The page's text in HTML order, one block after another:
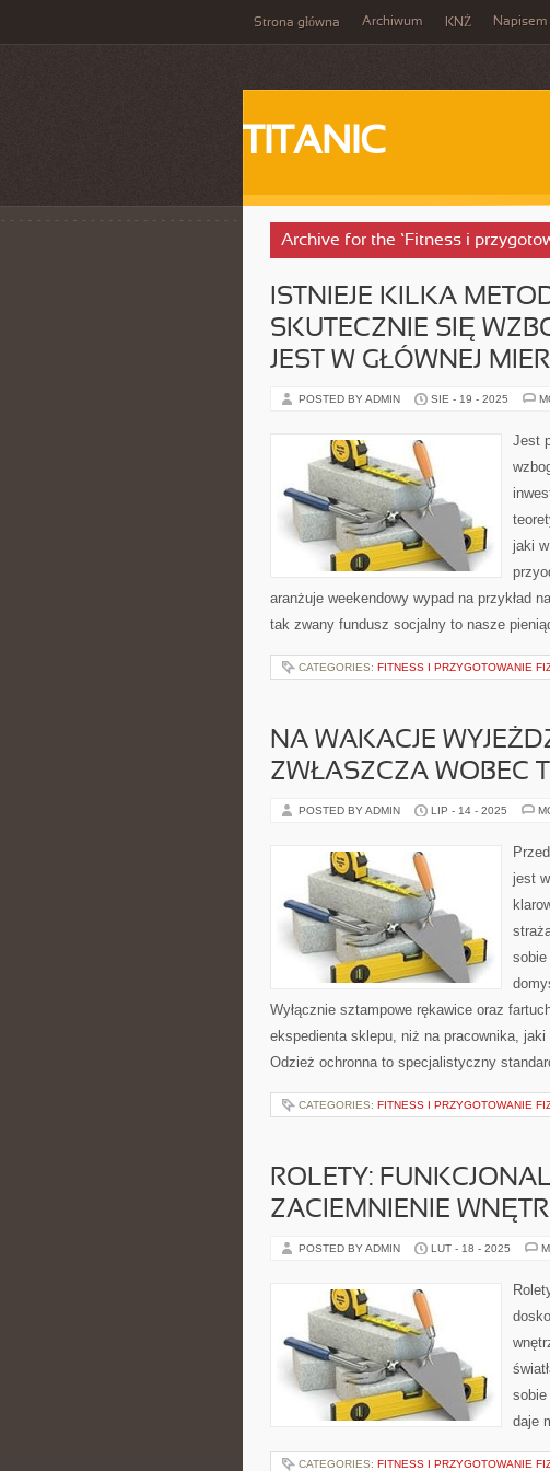
Strona główna Archiwum KNŻ Napisem
TITANIC
Archive for the ‘Fitness i
ISTNIEJE KILKA
SKUTECZNIE SIĘ
JEST W GŁÓWNEJ
POSTED BY ADMIN SIE - 19 - 2025
Jest
jaki
aranżuje weekendowy wypad na przykład
tak zwany fundusz socjalny to nasze
CATEGORIES: FITNESS I PRZYGOTOWANIE
NA WAKACJE
ZWŁASZCZA WOBEC
POSTED BY ADMIN LIP - 14 - 2025
jest
Wyłącznie sztampowe rękawice oraz
ekspedienta sklepu, niż na pracownika,
Odzież ochronna to specjalistyczny
CATEGORIES: FITNESS I PRZYGOTOWANIE
ROLETY:
ZACIEMNIENIE
POSTED BY ADMIN LUT - 18 - 2025
daje
CATEGORIES: FITNESS I PRZYGOTOWANIE